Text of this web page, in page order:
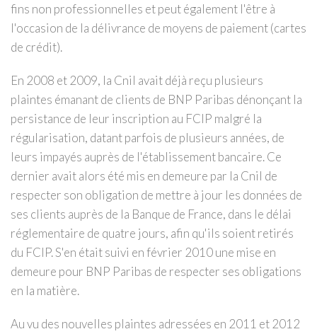
fins non professionnelles et peut également l'être à
l'occasion de la délivrance de moyens de paiement (cartes
de crédit).
En 2008 et 2009, la Cnil avait déjà reçu plusieurs
plaintes émanant de clients de BNP Paribas dénonçant la
persistance de leur inscription au FCIP malgré la
régularisation, datant parfois de plusieurs années, de
leurs impayés auprès de l'établissement bancaire. Ce
dernier avait alors été mis en demeure par la Cnil de
respecter son obligation de mettre à jour les données de
ses clients auprès de la Banque de France, dans le délai
réglementaire de quatre jours, afin qu'ils soient retirés
du FCIP. S'en était suivi en février 2010 une mise en
demeure pour BNP Paribas de respecter ses obligations
en la matière.
Au vu des nouvelles plaintes adressées en 2011 et 2012